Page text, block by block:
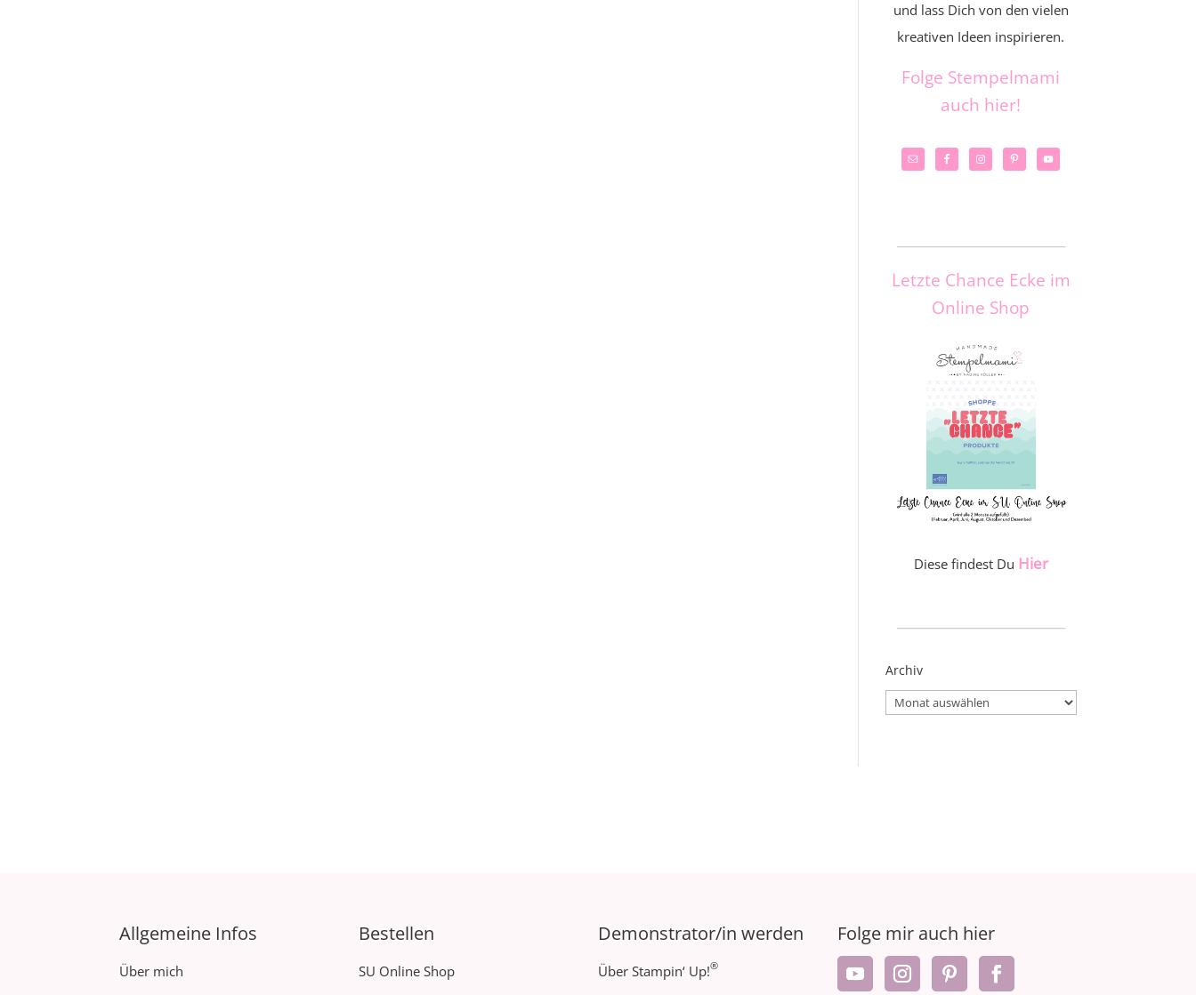
und lass Dich von den vielen
kreativen Ideen inspirieren.
Folge Stempelmami
auch hier!
Letzte Chance Ecke im
Online Shop
Diese findest Du Hier
Archiv
Archiv
Allgemeine Infos
Über mich
Bestellen
SU Online Shop
Demonstrator/in werden
Über Stampin‘ Up!®
Folge mir auch hier